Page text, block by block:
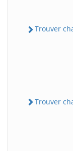
Trouver
Trouver